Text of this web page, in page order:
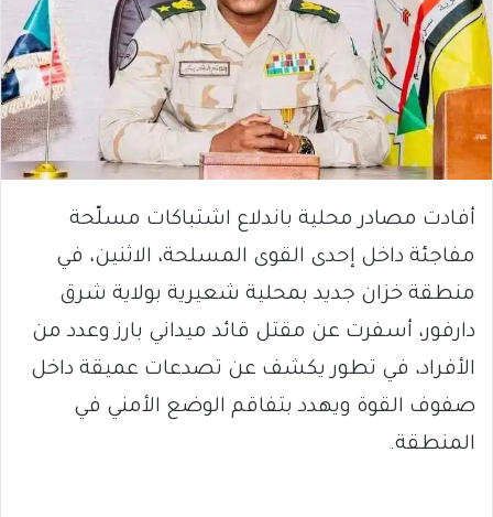
أفادت مصادر محلية باندلاع اشتباكات مسلّحة
مفاجئة داخل إحدى القوى المسلحة، الاثنين، في
منطقة خزان جديد بمحلية شعيرية بولاية شرق
دارفور، أسفرت عن مقتل قائد ميداني بارز وعدد من
الأفراد، في تطور يكشف عن تصدعات عميقة داخل
صفوف القوة ويهدد بتفاقم الوضع الأمني في
المنطقة.